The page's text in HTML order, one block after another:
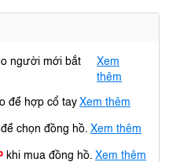
người mới bắt
Xem
thêm
để hợp cổ tay Xem thêm
để chọn đồng hồ. Xem thêm
khi mua đồng hồ. Xem thêm